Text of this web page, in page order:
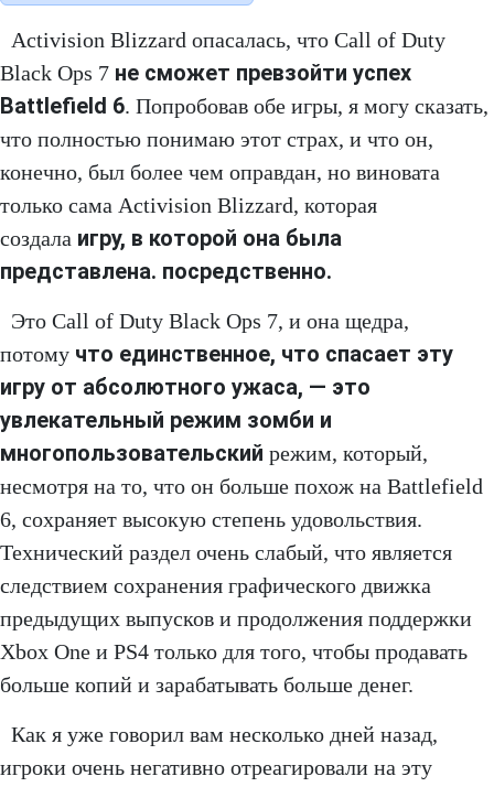
Activision Blizzard опасалась, что Call of Duty
Black Ops 7 не сможет превзойти успех
Battlefield 6. Попробовав обе игры, я могу сказать,
что полностью понимаю этот страх, и что он,
конечно, был более чем оправдан, но виновата
только сама Activision Blizzard, которая
создала игру, в которой она была
представлена. посредственно.
Это Call of Duty Black Ops 7, и она щедра,
потому что единственное, что спасает эту
игру от абсолютного ужаса, — это
увлекательный режим зомби и
многопользовательский режим, который,
несмотря на то, что он больше похож на Battlefield
6, сохраняет высокую степень удовольствия.
Технический раздел очень слабый, что является
следствием сохранения графического движка
предыдущих выпусков и продолжения поддержки
Xbox One и PS4 только для того, чтобы продавать
больше копий и зарабатывать больше денег.
Как я уже говорил вам несколько дней назад,
игроки очень негативно отреагировали на эту